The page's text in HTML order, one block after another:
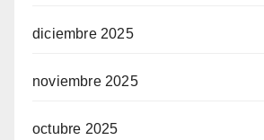
diciembre 2025
noviembre 2025
octubre 2025